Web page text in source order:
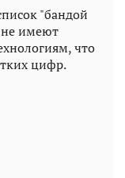
"бандой
имеют
что
цифр.